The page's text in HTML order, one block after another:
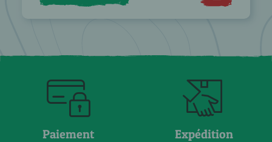
Paiement
Expédition